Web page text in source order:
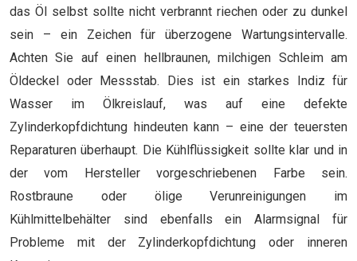
das Öl selbst sollte nicht verbrannt riechen oder zu dunkel
sein – ein Zeichen für überzogene Wartungsintervalle.
Achten Sie auf einen hellbraunen, milchigen Schleim am
Öldeckel oder Messstab. Dies ist ein starkes Indiz für
Wasser im Ölkreislauf, was auf eine defekte
Zylinderkopfdichtung hindeuten kann – eine der teuersten
Reparaturen überhaupt. Die Kühlflüssigkeit sollte klar und in
der vom Hersteller vorgeschriebenen Farbe sein.
Rostbraune oder ölige Verunreinigungen im
Kühlmittelbehälter sind ebenfalls ein Alarmsignal für
Probleme mit der Zylinderkopfdichtung oder inneren